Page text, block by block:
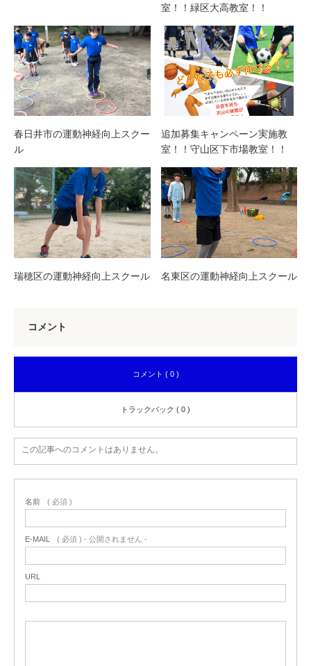
室！！緑区大高教室！！
春日井市の運動神経向上スクー
ル
追加募集キャンペーン実施教
室！！守山区下市場教室！！
瑞穂区の運動神経向上スクール 名東区の運動神経向上スクール
コメント
コメント ( 0 )
トラックバック ( 0 )
この記事へのコメントはありません。
名前 ( 必須 )
E-MAIL ( 必須 ) - 公開されません -
URL